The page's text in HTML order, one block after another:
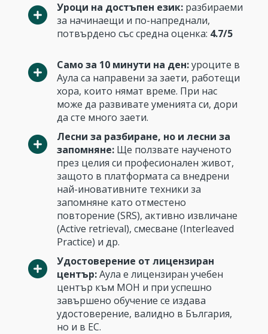
Уроци на достъпен език: разбираеми
за начинаещи и по-напреднали,
потвърдено със средна оценка: 4.7/5
Само за 10 минути на ден:уроците в
Аула са направени за заети, работещи
хора, които нямат време. При нас
може да развивате уменията си, дори
да сте много заети.
Лесни за разбиране, но и лесни за
запомняне: Ще ползвате наученото
през целия си професионален живот,
защото в платформата са внедрени
най-иновативните техники за
запомняне като отместено
повторение (SRS), активно извличане
(Active retrieval), смесване (Interleaved
Practice) и др.
Удостоверение от лицензиран
център:Аула е лицензиран учебен
център към МОН и при успешно
завършено обучение се издава
удостоверение, валидно в България,
но и в ЕС.